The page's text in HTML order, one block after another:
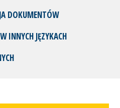
DOKUMENTÓW
INNYCH JĘZYKACH